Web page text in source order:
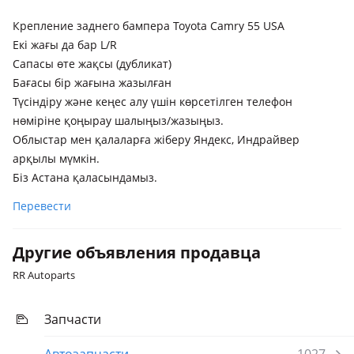
Крепление заднего бампера Toyota Camry 55 USA
Екі жағы да бар L/R
Сапасы өте жақсы (дубликат)
Бағасы бір жағына жазылған
Түсіндіру және кеңес алу үшін көрсетілген телефон
нөміріне қоңырау шалыңыз/жазыңыз.
Облыстар мен қалаларға жіберу Яндекс, Индрайвер
арқылы мүмкін.
Біз Астана қаласындамыз.
Перевести
Другие объявления продавца
RR Autoparts
Запчасти